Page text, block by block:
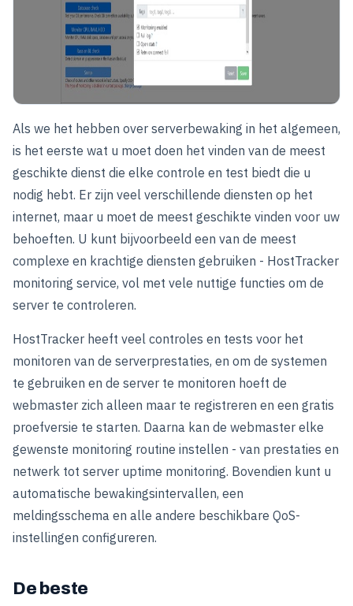
Als we het hebben over serverbewaking in het algemeen,
is het eerste wat u moet doen het vinden van de meest
geschikte dienst die elke controle en test biedt die u
nodig hebt. Er zijn veel verschillende diensten op het
internet, maar u moet de meest geschikte vinden voor uw
behoeften. U kunt bijvoorbeeld een van de meest
complexe en krachtige diensten gebruiken - HostTracker
monitoring service, vol met vele nuttige functies om de
server te controleren.
HostTracker heeft veel controles en tests voor het
monitoren van de serverprestaties, en om de systemen
te gebruiken en de server te monitoren hoeft de
webmaster zich alleen maar te registreren en een gratis
proefversie te starten. Daarna kan de webmaster elke
gewenste monitoring routine instellen - van prestaties en
netwerk tot server uptime monitoring. Bovendien kunt u
automatische bewakingsintervallen, een
meldingsschema en alle andere beschikbare QoS-
instellingen configureren.
De beste